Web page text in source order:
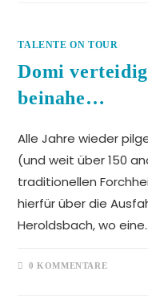
TALENTE ON TOUR
Domi
beinahe…
Alle Jahre wieder
(und weit über 150
traditionellen
hierfür über die
Heroldsbach, wo
0 KOMMENTARE